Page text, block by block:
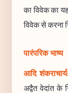
का विवेक का
विवेक से करना
पारंपरिक भाष्य
आदि
अद्वैत वेदांत के